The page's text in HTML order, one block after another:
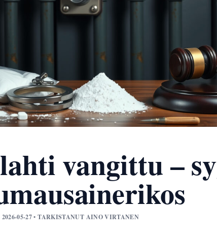
vangittu –
05-27 • TARKISTANUT AINO VIRTANEN